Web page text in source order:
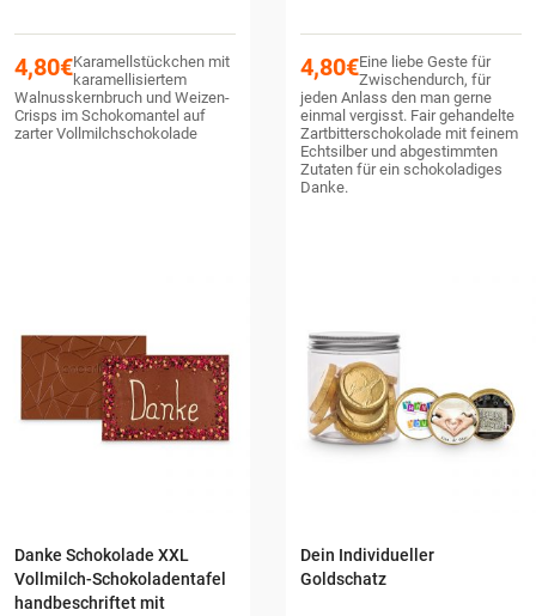
4,80€Karamellstückchen mit
karamellisiertem
Walnusskernbruch und Weizen-
Crisps im Schokomantel auf
zarter Vollmilchschokolade
4,80€Eine liebe Geste für
Zwischendurch, für
jeden Anlass den man gerne
einmal vergisst. Fair gehandelte
Zartbitterschokolade mit feinem
Echtsilber und abgestimmten
Zutaten für ein schokoladiges
Danke.
Danke Schokolade XXL
Vollmilch-Schokoladentafel
handbeschriftet mit
Dein Individueller
Goldschatz